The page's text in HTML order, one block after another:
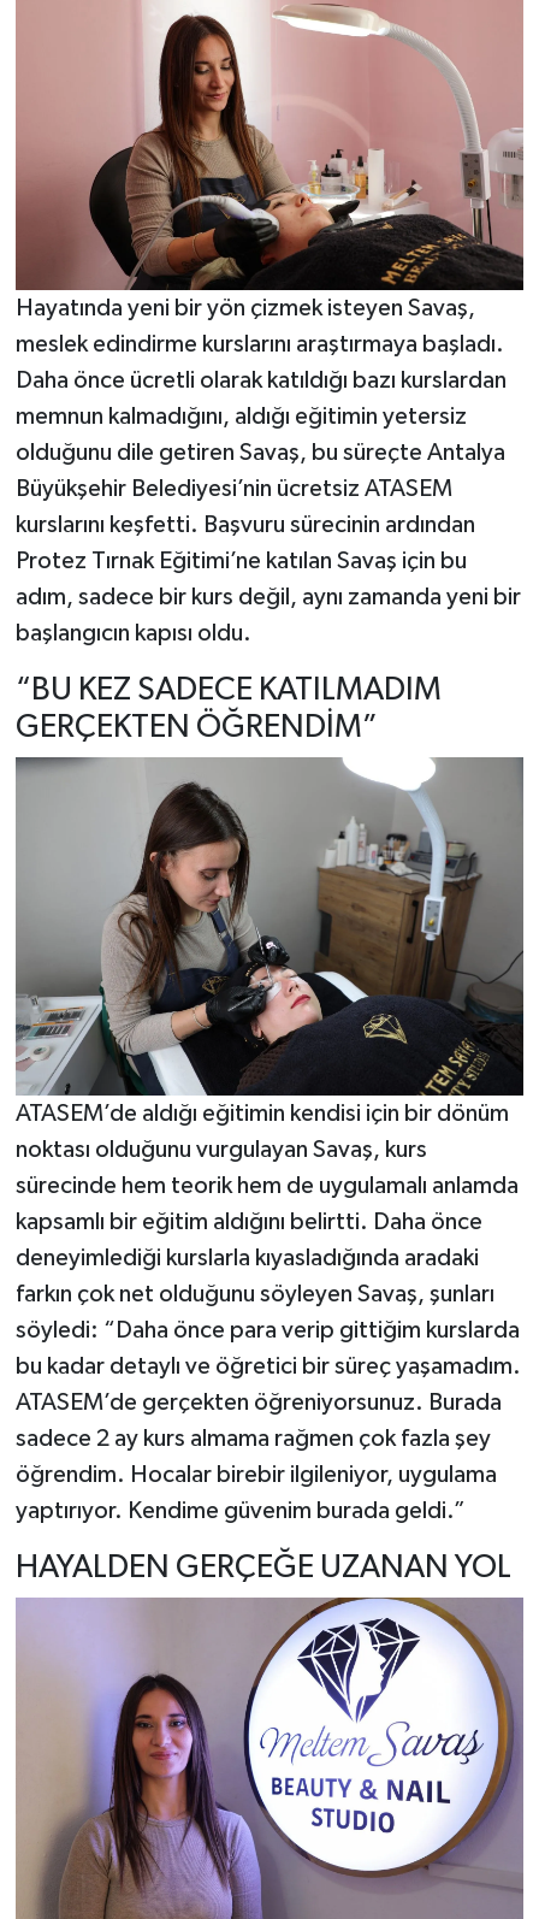
Hayatında yeni bir yön çizmek isteyen Savaş,
meslek edindirme kurslarını araştırmaya başladı.
Daha önce ücretli olarak katıldığı bazı kurslardan
memnun kalmadığını, aldığı eğitimin yetersiz
olduğunu dile getiren Savaş, bu süreçte Antalya
Büyükşehir Belediyesi’nin ücretsiz ATASEM
kurslarını keşfetti. Başvuru sürecinin ardından
Protez Tırnak Eğitimi’ne katılan Savaş için bu
adım, sadece bir kurs değil, aynı zamanda yeni bir
başlangıcın kapısı oldu.
“BU KEZ SADECE KATILMADIM
GERÇEKTEN ÖĞRENDİM”
ATASEM’de aldığı eğitimin kendisi için bir dönüm
noktası olduğunu vurgulayan Savaş, kurs
sürecinde hem teorik hem de uygulamalı anlamda
kapsamlı bir eğitim aldığını belirtti. Daha önce
deneyimlediği kurslarla kıyasladığında aradaki
farkın çok net olduğunu söyleyen Savaş, şunları
söyledi: “Daha önce para verip gittiğim kurslarda
bu kadar detaylı ve öğretici bir süreç yaşamadım.
ATASEM’de gerçekten öğreniyorsunuz. Burada
sadece 2 ay kurs almama rağmen çok fazla şey
öğrendim. Hocalar birebir ilgileniyor, uygulama
yaptırıyor. Kendime güvenim burada geldi.”
HAYALDEN GERÇEĞE UZANAN YOL